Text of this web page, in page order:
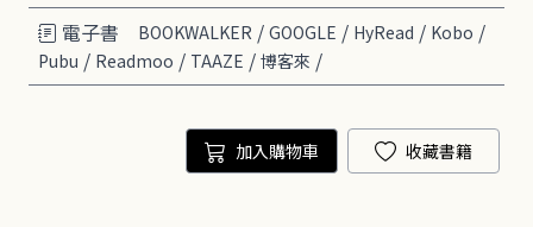
電子書
BOOKWALKER / GOOGLE / HyRead / Kobo /
Pubu / Readmoo / TAAZE / 博客來 /
加入購物車 收藏書籍